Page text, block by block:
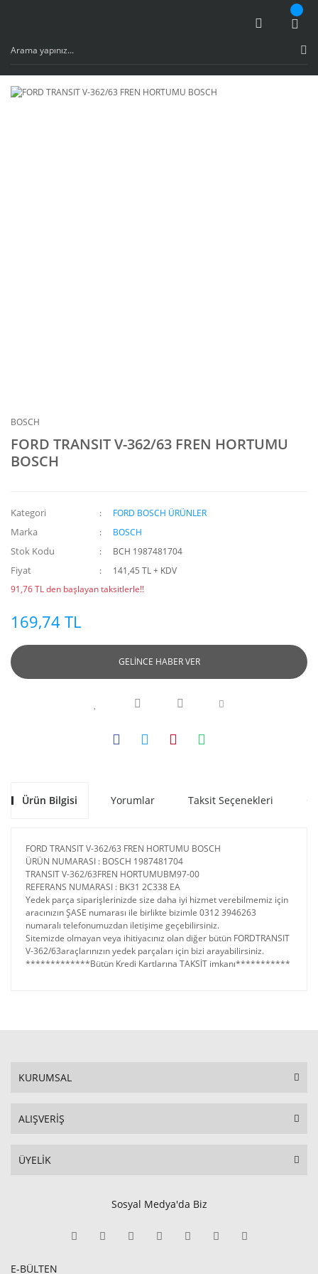
BOSCH
FORD TRANSIT V-362/63 FREN HORTUMU
BOSCH
Kategori FORD BOSCH ÜRÜNLER
Marka BOSCH
Stok Kodu BCH 1987481704
Fiyat
141,45 TL + KDV
91,76 TL den başlayan taksitlerle!!
169,74 TL
GELİNCE HABER VER
Ürün Bilgisi Yorumlar Taksit Seçenekleri
FORD TRANSIT V-362/63 FREN HORTUMU BOSCH
ÜRÜN NUMARASI : BOSCH 1987481704
TRANSIT V-362/63FREN HORTUMUBM97-00
REFERANS NUMARASI : BK31 2C338 EA
Yedek parça siparişlerinizde size daha iyi hizmet verebilmemiz için
aracınızın ŞASE numarası ile birlikte bizimle 0312 3946263
numaralı telefonumuzdan iletişime geçebilirsiniz.
Sitemizde olmayan veya ihitiyacınız olan diğer bütün FORDTRANSIT
V-362/63araçlarınızın yedek parçaları için bizi arayabilirsiniz.
*************Bütün Kredi Kartlarına TAKSİT imkanı***********
KURUMSAL
ALIŞVERİŞ
ÜYELİK
Sosyal Medya'da Biz
E-BÜLTEN